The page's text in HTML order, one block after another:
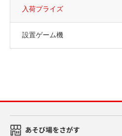
入荷プライズ
設置ゲーム機
あそび場をさがす